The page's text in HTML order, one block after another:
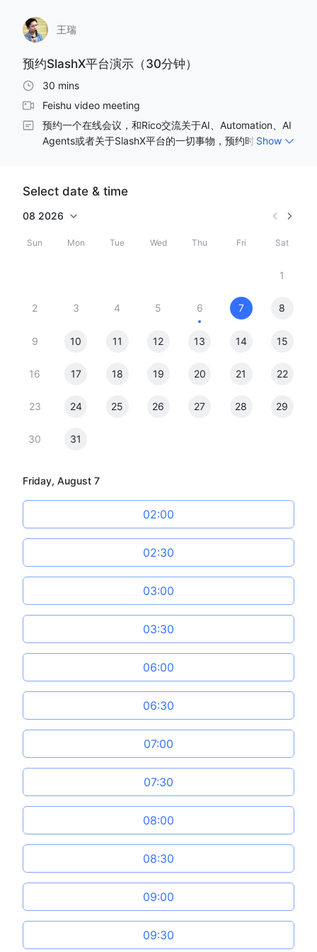
王瑞
预约SlashX平台演示（30分钟）
30 mins
Feishu video meeting
预约一个在线会议，和Rico交流关于AI、Automation、AI
Agents或者关于SlashX平台的一切事物，预约时请填写具
Show
Select date & time
08 2026
Sun Mon Tue Wed Thu Fri Sat
1
2 3 4 5 6 7 8
9 10 11 12 13 14 15
16 17 18 19 20 21 22
23 24 25 26 27 28 29
30 31
Friday, August 7
02:00
02:30
03:00
03:30
06:00
06:30
07:00
07:30
08:00
08:30
09:00
09:30